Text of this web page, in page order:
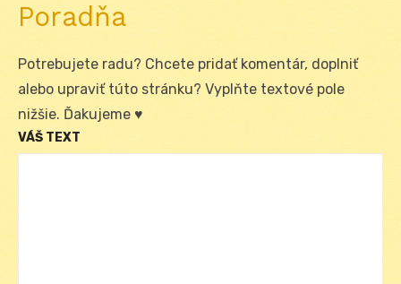
Poradňa
Potrebujete radu? Chcete pridať komentár, doplniť
alebo upraviť túto stránku? Vyplňte textové pole
nižšie. Ďakujeme ♥
VÁŠ TEXT